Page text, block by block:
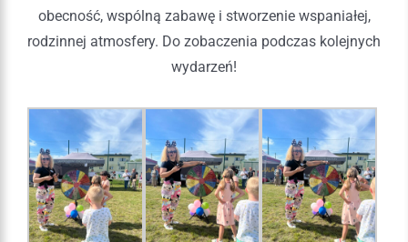
obecność, wspólną zabawę i stworzenie wspaniałej,
rodzinnej atmosfery. Do zobaczenia podczas kolejnych
wydarzeń!